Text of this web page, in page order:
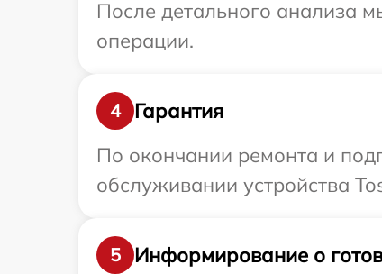
После детального анализа
операции.
4
Гарантия
По окончании ремонта и
обслуживании устройства
5
Информирование о